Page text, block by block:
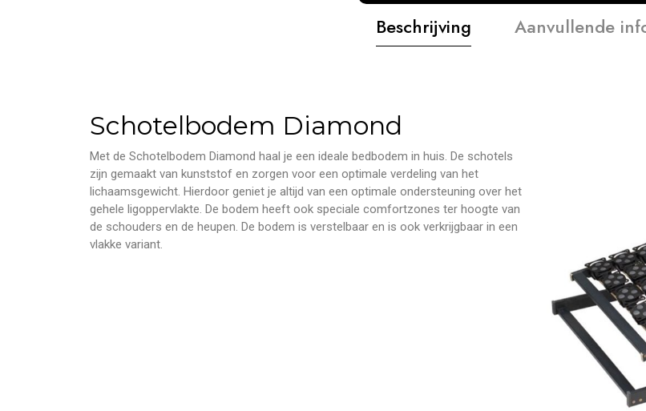
Beschrijving Aanvullende
Schotelbodem Diamond
Met de Schotelbodem Diamond haal je een ideale bedbodem in huis. De schotels
zijn gemaakt van kunststof en zorgen voor een optimale verdeling van het
lichaamsgewicht. Hierdoor geniet je altijd van een optimale ondersteuning over het
gehele ligoppervlakte. De bodem heeft ook speciale comfortzones ter hoogte van
de schouders en de heupen. De bodem is verstelbaar en is ook verkrijgbaar in een
vlakke variant.